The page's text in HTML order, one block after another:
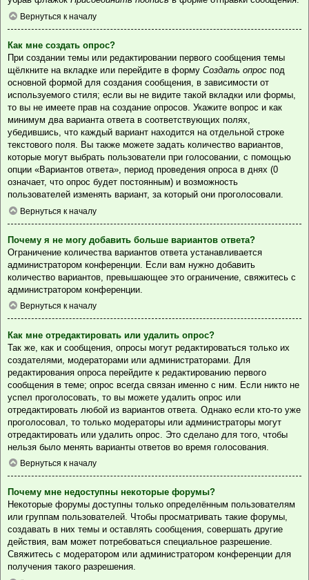
Вернуться к началу
Как мне создать опрос?
При создании темы или редактировании первого сообщения темы
щёлкните на вкладке или перейдите в форму Создать опрос под
основной формой для создания сообщения, в зависимости от
используемого стиля; если вы не видите такой вкладки или формы,
то вы не имеете прав на создание опросов. Укажите вопрос и как
минимум два варианта ответа в соответствующих полях,
убедившись, что каждый вариант находится на отдельной строке
текстового поля. Вы также можете задать количество вариантов,
которые могут выбрать пользователи при голосовании, с помощью
опции «Вариантов ответа», период проведения опроса в днях (0
означает, что опрос будет постоянным) и возможность
пользователей изменять вариант, за который они проголосовали.
Вернуться к началу
Почему я не могу добавить больше вариантов ответа?
Ограничение количества вариантов ответа устанавливается
администратором конференции. Если вам нужно добавить
количество вариантов, превышающее это ограничение, свяжитесь с
администратором конференции.
Вернуться к началу
Как мне отредактировать или удалить опрос?
Так же, как и сообщения, опросы могут редактироваться только их
создателями, модераторами или администраторами. Для
редактирования опроса перейдите к редактированию первого
сообщения в теме; опрос всегда связан именно с ним. Если никто не
успел проголосовать, то вы можете удалить опрос или
отредактировать любой из вариантов ответа. Однако если кто-то уже
проголосовал, то только модераторы или администраторы могут
отредактировать или удалить опрос. Это сделано для того, чтобы
нельзя было менять варианты ответов во время голосования.
Вернуться к началу
Почему мне недоступны некоторые форумы?
Некоторые форумы доступны только определённым пользователям
или группам пользователей. Чтобы просматривать такие форумы,
создавать в них темы и оставлять сообщения, совершать другие
действия, вам может потребоваться специальное разрешение.
Свяжитесь с модератором или администратором конференции для
получения такого разрешения.